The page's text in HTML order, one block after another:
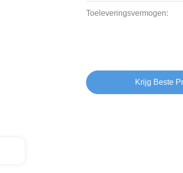
Toeleveringsvermogen:
Krijg Beste